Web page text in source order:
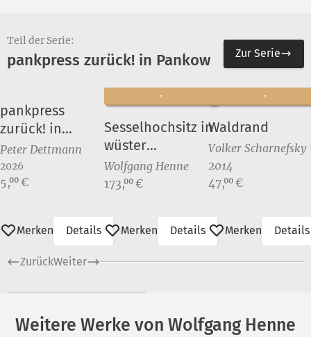
Teil der Serie:
pankpress zurück! in Pankow Zur Serie
pankpress
zurück! in
Pankow
Peter Dettmann
2026
Preis:
5,00 €
Merken Details
Sesselhochsitz in
wüster
Landschaft I
Wolfgang Henne
Preis:
173,00 €
Merken Details
Waldrand
Volker Scharnefsky
2014
Preis:
47,00 €
Merken Details
ZurückWeiter
Weitere Werke von Wolfgang Henne